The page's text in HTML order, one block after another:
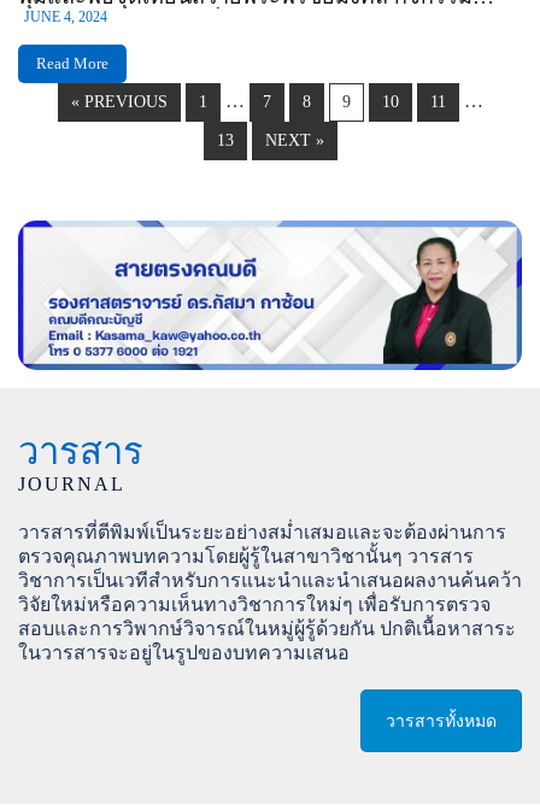
เฉลิมพระเกียรติ สมเด็จพระนางเจ้าพระบรมราชินี
JUNE 4, 2024
Read More
« PREVIOUS 1 … 7 8 9 10 11 …
13 NEXT »
วารสาร
JOURNAL
วารสารที่ตีพิมพ์เป็นระยะอย่างสม่ำเสมอและจะต้องผ่านการ
ตรวจคุณภาพบทความโดยผู้รู้ในสาขาวิชานั้นๆ วารสาร
วิชาการเป็นเวทีสำหรับการแนะนำและนำเสนอผลงานค้นคว้า
วิจัยใหม่หรือความเห็นทางวิชาการใหม่ๆ เพื่อรับการตรวจ
สอบและการวิพากษ์วิจารณ์ในหมู่ผู้รู้ด้วยกัน ปกติเนื้อหาสาระ
ในวารสารจะอยู่ในรูปของบทความเสนอ
วารสารทั้งหมด